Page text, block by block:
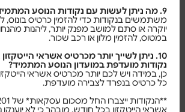
9. מה ניתן לעשות עם נקודות הנוסע המתמיד שצברתי?
משתמשים בנקודות כדי להזמין כרטיס
יוקרה או סתם למושב מפנק יותר, ליהנות
במטוס, להזמין מלון או רכב שכור.
10. ניתן לשייך יותר מכרטיס אשראי
נקודות מועדפת במועדון הנוסע המתמיד?
כן, במידה ויש לכם יותר מכרטיס אשראי
כל כרטיס בנפרד לצבירה מועדפת.